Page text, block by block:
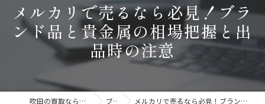
メルカリで売るなら必見！ブラ
ンド品と貴金属の相場把握と出
品時の注意
吹田の買取ならてんゆう堂 千里山店 ブログ メルカリで売るなら必見！ブランド品と貴金属の相場把握と出品時の注意